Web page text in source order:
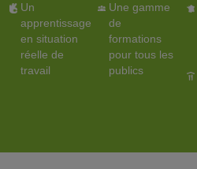
Un
apprentissage
en situation
réelle de
travail
Une gamme
de
formations
pour tous les
publics